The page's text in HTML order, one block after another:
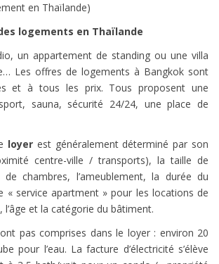
en Thaïlande)
logements en Thaïlande
un appartement de standing ou une villa
Les offres de logements à Bangkok sont
et à tous les prix. Tous proposent une
sauna, sécurité 24/24, une place de
loyer est généralement déterminé par son
centre-ville / transports), la taille de
de chambres, l’ameublement, la durée du
« service apartment » pour les locations de
et la catégorie du bâtiment.
pas comprises dans le loyer : environ 20
pour l’eau. La facture d’électricité s’élève